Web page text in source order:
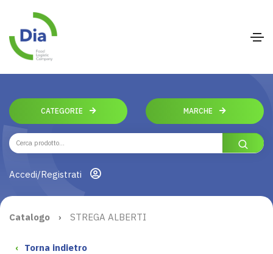
CATEGORIE MARCHE
Accedi/Registrati
Catalogo › STREGA ALBERTI
‹ Torna indietro